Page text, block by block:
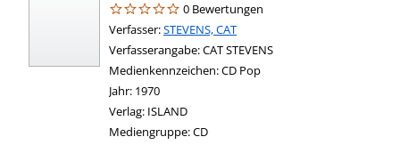
0 Bewertungen
Verfasser:Suche nach diesem Verfasser
STEVENS, CAT
Verfasserangabe:CAT STEVENS
Medienkennzeichen:CD Pop
Jahr: 1970
Verlag: ISLAND
Mediengruppe:CD